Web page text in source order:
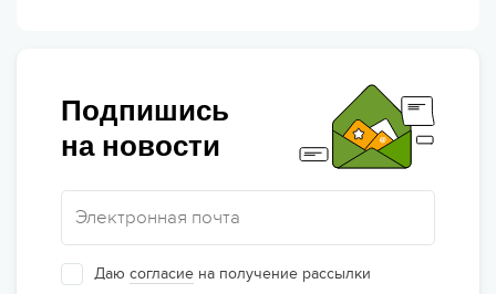
Подпишись
на новости
Даю согласие на получение рассылки